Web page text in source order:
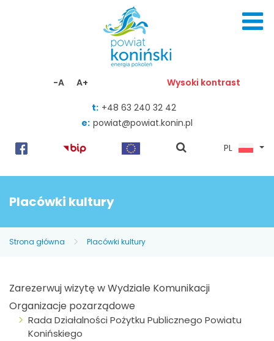
-A A+ Wysoki kontrast
t: +48 63 240 32 42
e: powiat@powiat.konin.pl
pokaż
PL
Placówki kultury
Strona główna Placówki kultury
Zarezerwuj wizytę w Wydziale Komunikacji
Organizacje pozarządowe
Rada Działalności Pożytku Publicznego Powiatu
Konińskiego